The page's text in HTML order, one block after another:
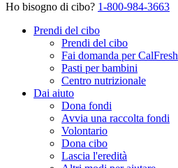
Ho bisogno di cibo? 1-800-984-3663
Prendi del cibo
Prendi del cibo
Fai domanda per CalFresh
Pasti per bambini
Centro nutrizionale
Dai aiuto
Dona fondi
Avvia una raccolta fondi
Volontario
Dona cibo
Lascia l'eredità